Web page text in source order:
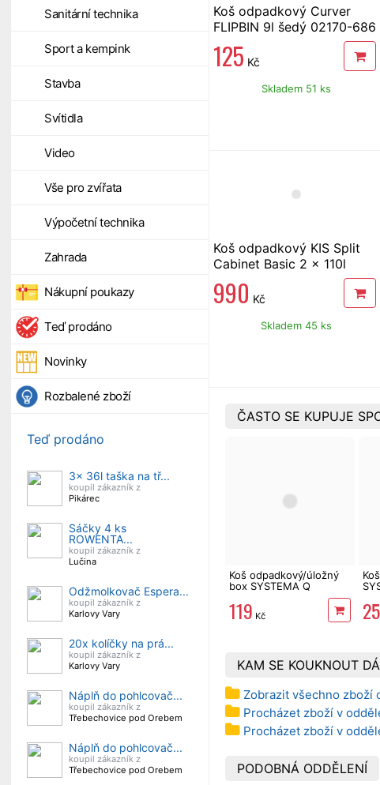
Sanitární technika
Sport a kempink
Stavba
Svítidla
Video
Vše pro zvířata
Výpočetní technika
Zahrada
Nákupní poukazy
Teď prodáno
Novinky
Rozbalené zboží
Teď prodáno
3x 36l taška na tř...
koupil zákazník z
Pikárec
Sáčky 4 ks
ROWENTA...
koupil zákazník z
Lučina
Odžmolkovač Espera...
koupil zákazník z
Karlovy Vary
20x kolíčky na prá...
koupil zákazník z
Karlovy Vary
Náplň do pohlcovač...
koupil zákazník z
Třebechovice pod Orebem
Náplň do pohlcovač...
koupil zákazník z
Třebechovice pod Orebem
Koš odpadkový Curver
FLIPBIN 9l šedý 02170-686
125 Kč
Skladem 51 ks
Koš odpadkový KIS Split
Cabinet Basic 2 x 110l
990 Kč
Skladem 45 ks
ČASTO SE KUPUJE
Koš odpadkový/úložný
box SYSTEMA Q
COLLECT světle hnědý,
6l
119 Kč
KAM SE KOUKNOUT
Zobrazit všechno zboží
Procházet zboží v
Procházet zboží v
PODOBNÁ ODDĚLENÍ